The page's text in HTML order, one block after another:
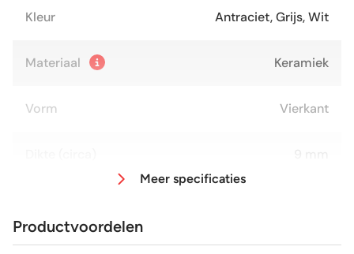
Kleur Antraciet, Grijs, Wit
Materiaal Keramiek
Vorm Vierkant
Antislipwaarde R9
Meer specificaties
Productvoordelen